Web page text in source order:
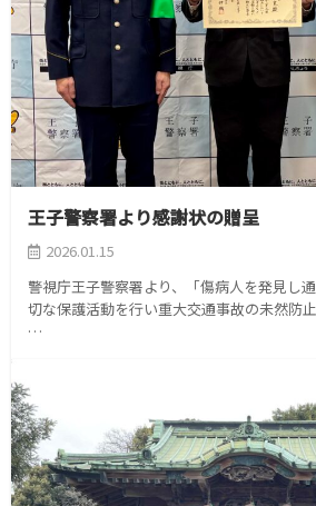
王子警察署より感謝状の贈呈
2026.01.15
警視庁王子警察署より、「傷病人を発見し
切な保護活動を行い重大交通事故の未然防止
…